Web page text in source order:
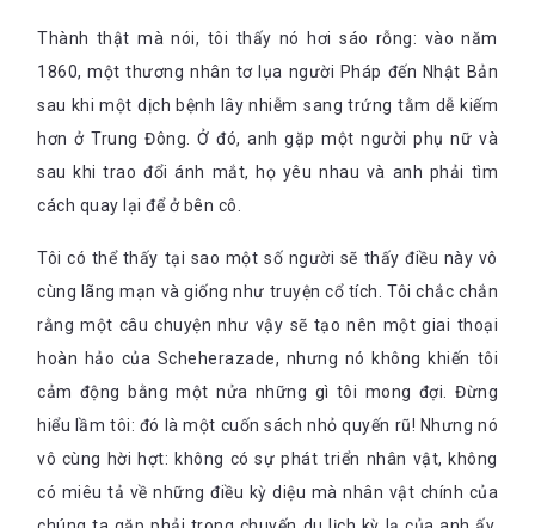
khắp thế giới cuốn sách đã được chuyển thể thành phim vào
năm 2007. Alessandro Baricco được coi là nhà văn lớn của thế
cuốn sách bán chạy nhất Ý và Pháp. Hiện tại, nhà văn viết cho
nhật báo La Repubblica và giảng dạy tại Scuola Holden, một
trường dạy viết văn mà ông đã thành lập từ năm 1994 cùng
Nguồn sưu tầm:https://goo.gl/Z4YcdH
------
Theo dõi fanpage củaBookademyđể cập nhật các thông tin
thú vị về các cuốn sách hay tại
https://www.facebook.com/bookademy.vn/
Trở thành CTV viết reviews sách để có cơ hội đọc và nhận
hoặc Việt) về:partner.bookademy@gmail.com
Thành thật mà nói, tôi thấy nó hơi sáo rỗng: vào năm
1860, một thương nhân tơ lụa người Pháp đến Nhật Bản
sau khi một dịch bệnh lây nhiễm sang trứng tằm dễ kiếm
hơn ở Trung Đông. Ở đó, anh gặp một người phụ nữ và
sau khi trao đổi ánh mắt, họ yêu nhau và anh phải tìm
cách quay lại để ở bên cô.
Tôi có thể thấy tại sao một số người sẽ thấy điều này vô
cùng lãng mạn và giống như truyện cổ tích. Tôi chắc chắn
rằng một câu chuyện như vậy sẽ tạo nên một giai thoại
hoàn hảo của Scheherazade, nhưng nó không khiến tôi
cảm động bằng một nửa những gì tôi mong đợi. Đừng
hiểu lầm tôi: đó là một cuốn sách nhỏ quyến rũ! Nhưng nó
vô cùng hời hợt: không có sự phát triển nhân vật, không
có miêu tả về những điều kỳ diệu mà nhân vật chính của